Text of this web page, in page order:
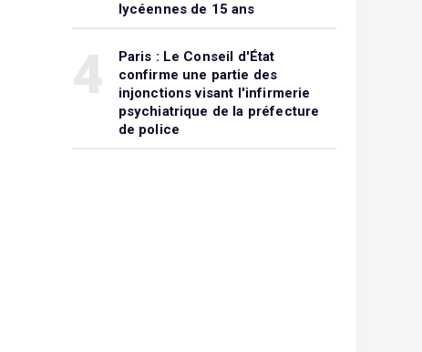
lycéennes de 15 ans
Paris : Le Conseil d'État
confirme une partie des
injonctions visant l'infirmerie
psychiatrique de la préfecture
de police